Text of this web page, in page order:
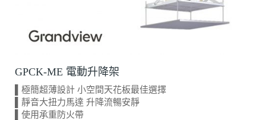
GPCK-ME 電動升降架
▌極簡超薄設計 小空間天花板最佳選擇
▌靜音大扭力馬達 升降流暢安靜
▌使用承重防火帶